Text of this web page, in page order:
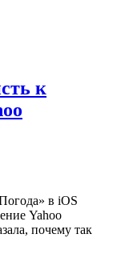
к
в iOS
Yahoo
почему так